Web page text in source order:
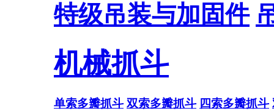
特级吊装与加固件
机械抓斗
单索多瓣抓斗 双索多瓣抓斗 四索多瓣抓斗